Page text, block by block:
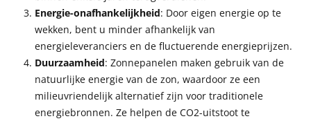
Energie-onafhankelijkheid: Door eigen energie op te
wekken, bent u minder afhankelijk van
energieleveranciers en de fluctuerende energieprijzen.
Duurzaamheid: Zonnepanelen maken gebruik van de
natuurlijke energie van de zon, waardoor ze een
milieuvriendelijk alternatief zijn voor traditionele
energiebronnen. Ze helpen de CO2-uitstoot te